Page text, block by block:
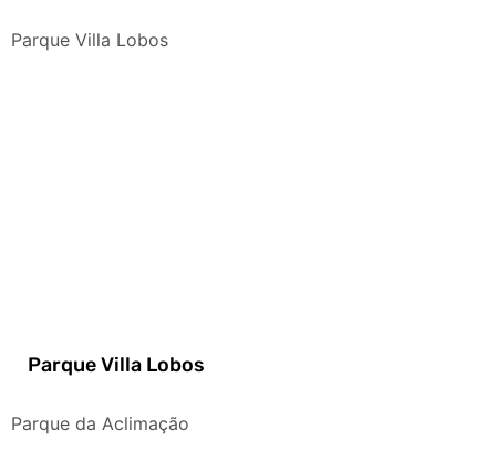
Parque Villa Lobos
Parque Villa Lobos
Parque da Aclimação